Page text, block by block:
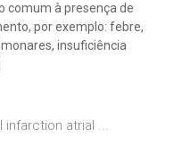
comum à presença de
por exemplo: febre,
insuficiência
infarction atrial ...